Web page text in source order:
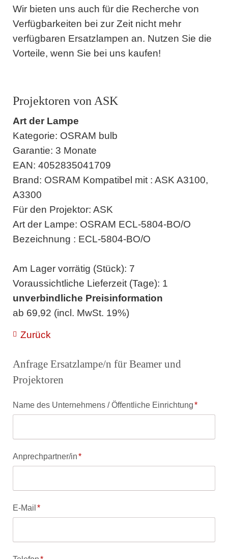
Wir bieten uns auch für die Recherche von
Verfügbarkeiten bei zur Zeit nicht mehr
verfügbaren Ersatzlampen an. Nutzen Sie die
Vorteile, wenn Sie bei uns kaufen!
Projektoren von ASK
Art der Lampe
Kategorie: OSRAM bulb
Garantie: 3 Monate
EAN: 4052835041709
Brand: OSRAM Kompatibel mit : ASK A3100,
A3300
Für den Projektor: ASK
Art der Lampe: OSRAM ECL-5804-BO/O
Bezeichnung : ECL-5804-BO/O
Am Lager vorrätig (Stück): 7
Voraussichtliche Lieferzeit (Tage): 1
unverbindliche Preisinformation
ab 69,92 (incl. MwSt. 19%)
Zurück
Anfrage Ersatzlampe/n für Beamer und
Projektoren
Pflichtfeld
Name des Unternehmens / Öffentliche Einrichtung*
Pflichtfeld
Anprechpartner/in*
Pflichtfeld
E-Mail*